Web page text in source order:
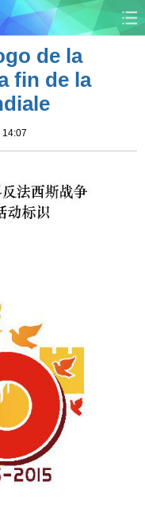
MONDE
ÉCONOMIE
PLANÈTE
de la
fin de la
14:07